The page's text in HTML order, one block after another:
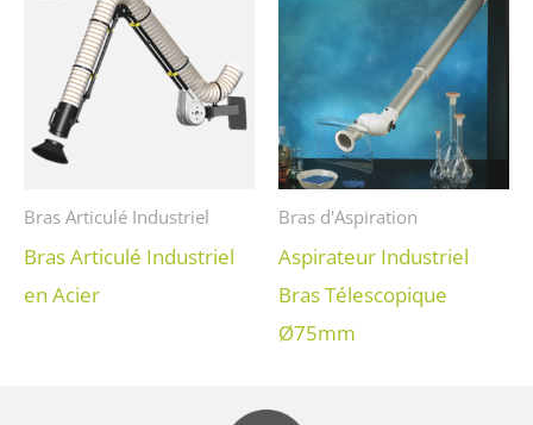
Bras Articulé Industriel
Bras Articulé Industriel
en Acier
Bras d'Aspiration
Aspirateur Industriel
Bras Télescopique
Ø75mm